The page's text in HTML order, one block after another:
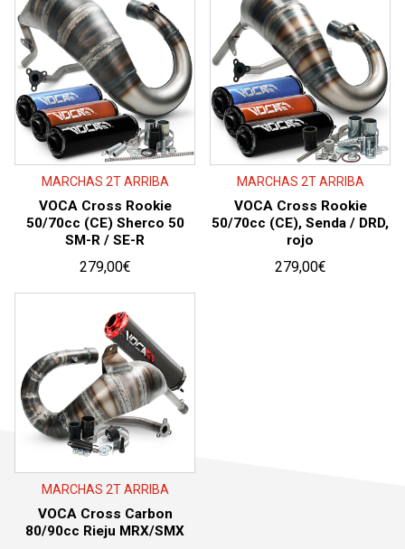
MARCHAS 2T ARRIBA
VOCA Cross Rookie
50/70cc (CE) Sherco 50
SM-R / SE-R
279,00€
MARCHAS 2T ARRIBA
VOCA Cross Rookie
50/70cc (CE), Senda / DRD,
rojo
279,00€
MARCHAS 2T ARRIBA
VOCA Cross Carbon
80/90cc Rieju MRX/SMX